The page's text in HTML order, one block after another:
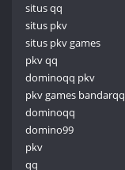
situs qq
situs pkv
situs pkv games
pkv qq
dominoqq pkv
pkv games bandarqq
dominoqq
domino99
pkv
qq